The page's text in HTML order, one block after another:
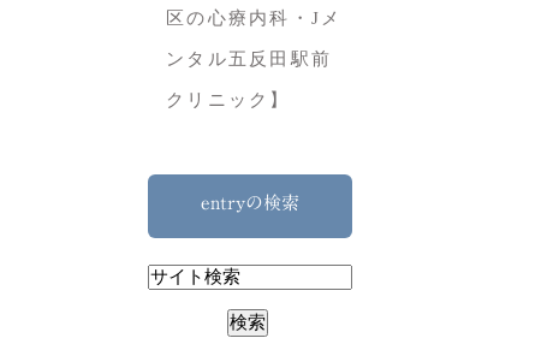
区の心療内科・Jメ
ンタル五反田駅前
クリニック】
entryの検索